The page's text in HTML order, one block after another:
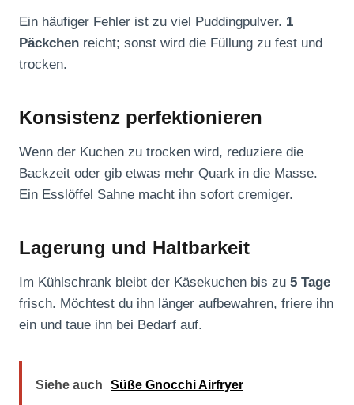
Ein häufiger Fehler ist zu viel Puddingpulver. 1
Päckchen reicht; sonst wird die Füllung zu fest und
trocken.
Konsistenz perfektionieren
Wenn der Kuchen zu trocken wird, reduziere die
Backzeit oder gib etwas mehr Quark in die Masse.
Ein Esslöffel Sahne macht ihn sofort cremiger.
Lagerung und Haltbarkeit
Im Kühlschrank bleibt der Käsekuchen bis zu 5 Tage
frisch. Möchtest du ihn länger aufbewahren, friere ihn
ein und taue ihn bei Bedarf auf.
Siehe auch Süße Gnocchi Airfryer